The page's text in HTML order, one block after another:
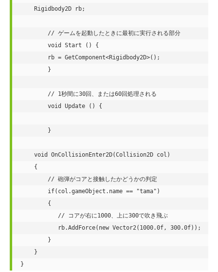
    Rigidbody2D rb;
        rb = GetComponent<Rigidbody2D>();
    void OnCollisionEnter2D(Collision2D col)
    {
        // 砲弾がコアと接触したかどうかの判定
        if(col.gameObject.name == "tama")
        {
           // コアが右に1000、上に300で吹き飛ぶ
           rb.AddForce(new Vector2(1000.0f, 300.0f));
        }
    }